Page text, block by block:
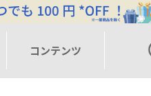
コンテンツ